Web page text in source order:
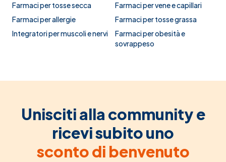
Farmaci per tosse secca
Farmaci per vene e capillari
Farmaci per allergie
Farmaci per tosse grassa
Integratori per muscoli e nervi
Farmaci per obesità e
sovrappeso
Unisciti alla community e
ricevi subito uno
sconto di benvenuto